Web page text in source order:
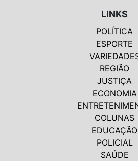
LINKS
POLÍTICA
ESPORTE
REGIÃO
JUSTIÇA
ECONOMIA
COLUNAS
EDUCAÇÃO
POLICIAL
SAÚDE